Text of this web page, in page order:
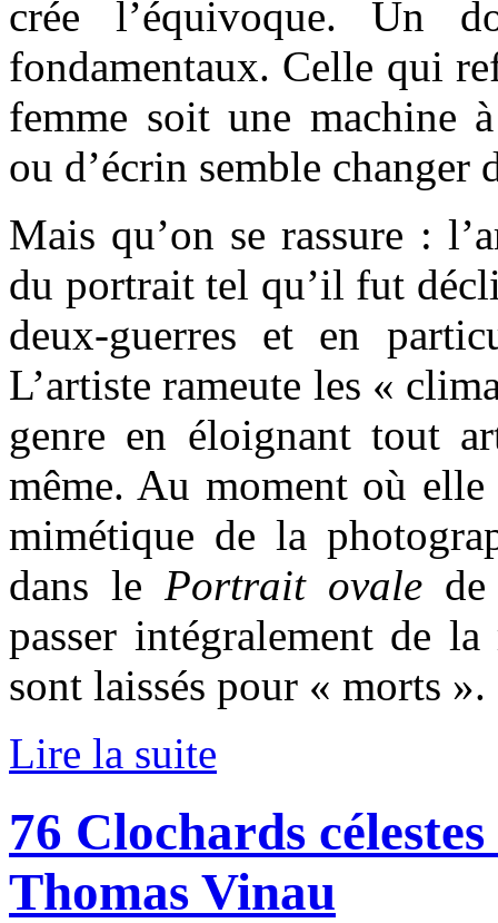
crée l’équivoque. Un
fondamentaux. Celle qui
femme soit une machine
ou d’écrin semble changer
Mais qu’on se rassure :
du portrait tel qu’il fut
deux-guerres et en
L’artiste rameute les «
genre en éloignant tout
même. Au moment où
mimétique de la
dans le Portrait ovale
passer intégralement de
sont laissés pour « morts ».
Lire la suite
76 Clochards
Thomas Vinau